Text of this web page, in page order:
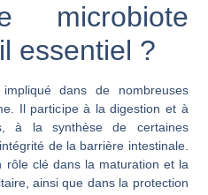
microbiote
essentiel ?
dans de nombreuses
Il participe à la digestion et à
à la synthèse de certaines
de la barrière intestinale.
rôle clé dans la maturation et la
ainsi que dans la protection